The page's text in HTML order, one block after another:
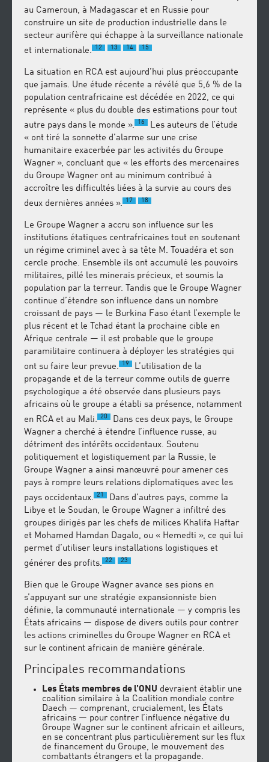
au Cameroun, à Madagascar et en Russie pour
construire un site de production industrielle dans le
secteur aurifère qui échappe à la surveillance nationale
et internationale.
12 13 14 15
La situation en RCA est aujourd’hui plus préoccupante
que jamais. Une étude récente a révélé que 5,6 % de la
population centrafricaine est décédée en 2022, ce qui
représente « plus du double des estimations pour tout
autre pays dans le monde ».
16
Les auteurs de l’étude
« ont tiré la sonnette d’alarme sur une crise
humanitaire exacerbée par les activités du Groupe
Wagner », concluant que « les efforts des mercenaires
du Groupe Wagner ont au minimum contribué à
accroître les difficultés liées à la survie au cours des
deux dernières années ».
17 18
Le Groupe Wagner a accru son influence sur les
institutions étatiques centrafricaines tout en soutenant
un régime criminel avec à sa tête M. Touadéra et son
cercle proche. Ensemble ils ont accumulé les pouvoirs
militaires, pillé les minerais précieux, et soumis la
population par la terreur. Tandis que le Groupe Wagner
continue d’étendre son influence dans un nombre
croissant de pays — le Burkina Faso étant l’exemple le
plus récent et le Tchad étant la prochaine cible en
Afrique centrale — il est probable que le groupe
paramilitaire continuera à déployer les stratégies qui
ont su faire leur prevue.
19
L’utilisation de la
propagande et de la terreur comme outils de guerre
psychologique a été observée dans plusieurs pays
africains où le groupe a établi sa présence, notamment
en RCA et au Mali. 20
Dans ces deux pays, le Groupe
Wagner a cherché à étendre l’influence russe, au
détriment des intérêts occidentaux. Soutenu
politiquement et logistiquement par la Russie, le
Groupe Wagner a ainsi manœuvré pour amener ces
pays à rompre leurs relations diplomatiques avec les
pays occidentaux. 21
Dans d’autres pays, comme la
Libye et le Soudan, le Groupe Wagner a infiltré des
groupes dirigés par les chefs de milices Khalifa Haftar
et Mohamed Hamdan Dagalo, ou « Hemedti », ce qui lui
permet d’utiliser leurs installations logistiques et
générer des profits. 22 23
Bien que le Groupe Wagner avance ses pions en
s’appuyant sur une stratégie expansionniste bien
définie, la communauté internationale — y compris les
États africains — dispose de divers outils pour contrer
les actions criminelles du Groupe Wagner en RCA et
sur le continent africain de manière générale.
Principales recommandations
Les États membres de l’ONU devraient établir une
coalition similaire à la Coalition mondiale contre
Daech — comprenant, crucialement, les États
africains — pour contrer l’influence négative du
Groupe Wagner sur le continent africain et ailleurs,
en se concentrant plus particulièrement sur les flux
de financement du Groupe, le mouvement des
combattants étrangers et la propagande.